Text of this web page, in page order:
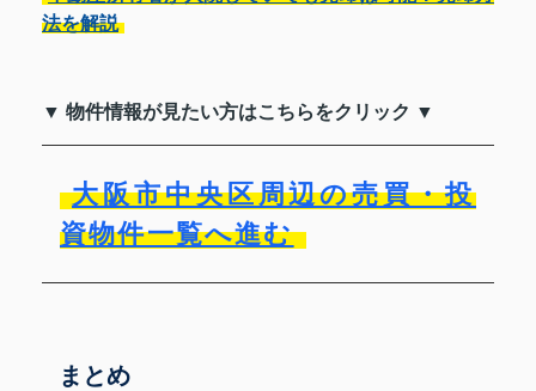
法を解説
▼ 物件情報が見たい方はこちらをクリック ▼
大阪市中央区周辺の売買・投
資物件一覧へ進む
まとめ